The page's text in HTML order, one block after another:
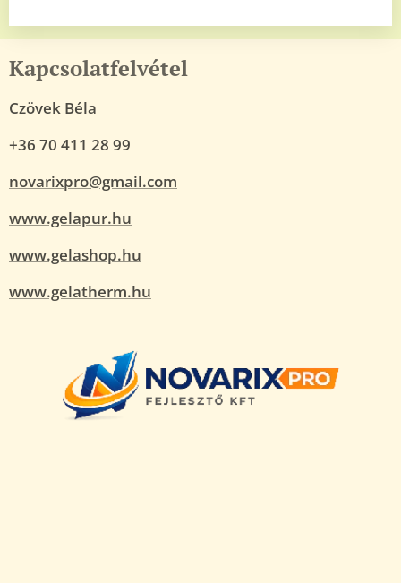
Kapcsolatfelvétel
Czövek Béla
+36 70 411 28 99
novarixpro@gmail.com
www.gelapur.hu
www.gelashop.hu
www.gelatherm.hu